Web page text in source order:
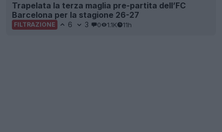
Trapelata la terza maglia pre-partita dell’FC
Barcelona per la stagione 26-27
FILTRAZIONE 6 3 0 1.1K 11h